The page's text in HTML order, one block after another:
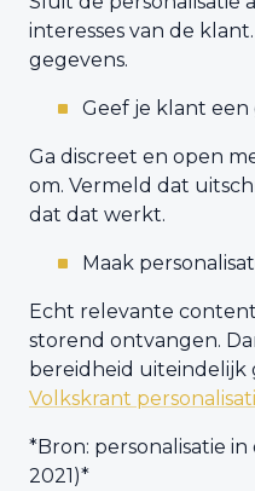
interesses van de
gegevens.
Geef je klant
Ga discreet en open
om. Vermeld dat
dat dat werkt.
Maak
Echt relevante
storend ontvangen.
bereidheid uiteindelijk
Volkskrant
*Bron: personalisatie
2021)*